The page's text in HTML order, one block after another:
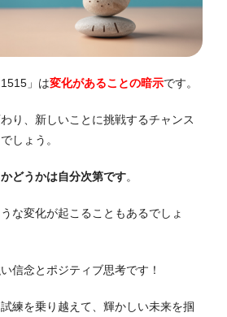
」は変化があることの暗示です。
り、新しいことに挑戦するチャンス
しょう。
どうかは自分次第です。
な変化が起こることもあるでしょ
信念とポジティブ思考です！
練を乗り越えて、輝かしい未来を掴